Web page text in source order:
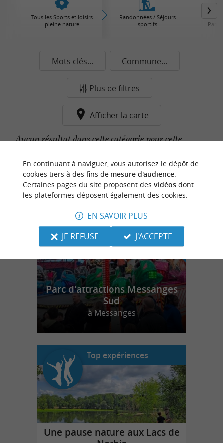
Tous les Sports et loisirs
pleine nature
Randonnées / Séjours
sportifs
Parcs
Mots clés... Commune...
Plus de filtres
Afficher la carte
Aucun résultat dans cette catégorie pour cette
n
o
t
r
e
c
o
u
p
d
e
c
o
e
u
r
Parc d'attractions Messanges
Sud
à Messanges
Top expériences
Une pause nature aux Lacs de
En continuant à naviguer, vous autorisez le dépôt de
cookies tiers à des fins de mesure d'audience.
Certaines pages du site proposent des vidéosdont
les plateformes déposent également des cookies.
EN SAVOIR PLUS
JE REFUSE
J'ACCEPTE